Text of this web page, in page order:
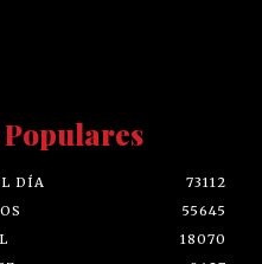
DÍA
73112
55645
18070